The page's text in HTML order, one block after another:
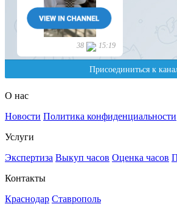
О нас
Новости Политика конфиденциальности
Услуги
Экспертиза Выкуп часов Оценка часов
Контакты
Краснодар Ставрополь